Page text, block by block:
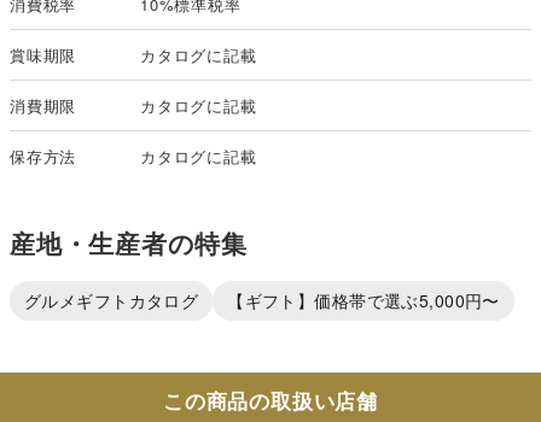
賞味期限 カタログに記載
消費期限 カタログに記載
保存方法 カタログに記載
産地・生産者の特集
グルメギフトカタログ 【ギフト】価格帯で選ぶ5,000円〜
この商品の取扱い店舗